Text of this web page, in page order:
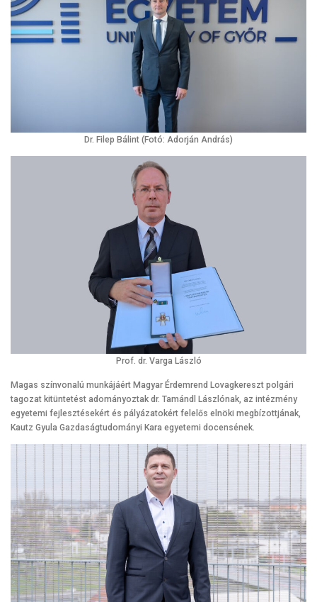
Dr. Filep Bálint (Fotó: Adorján András)
Prof. dr. Varga László
Magas színvonalú munkájáért Magyar Érdemrend Lovagkereszt polgári
tagozat kitüntetést adományoztak dr. Tamándl Lászlónak, az intézmény
egyetemi fejlesztésekért és pályázatokért felelős elnöki megbízottjának,
Kautz Gyula Gazdaságtudományi Kara egyetemi docensének.